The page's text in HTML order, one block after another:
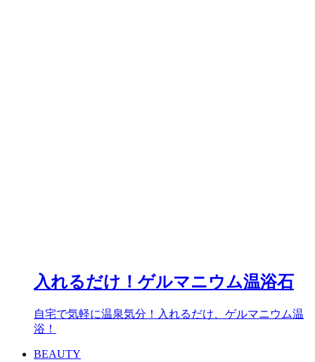
入れるだけ！ゲルマニウム温浴石
自宅で気軽に温泉気分！入れるだけ、ゲルマニウム温
浴！
BEAUTY